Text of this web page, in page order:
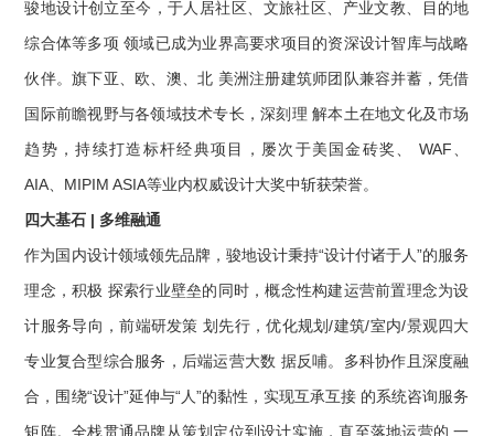
骏地设计创⽴⾄今，于⼈居社区、⽂旅社区、产业⽂教、⽬的地
综合体等多项 领域已成为业界⾼要求项⽬的资深设计智库与战略
伙伴。旗下亚、欧、澳、北 美洲注册建筑师团队兼容并蓄，凭借
国际前瞻视野与各领域技术专⻓，深刻理 解本⼟在地⽂化及市场
趋势，持续打造标杆经典项⽬，屡次于美国⾦砖奖、 WAF、
AIA、MIPIM ASIA等业内权威设计⼤奖中斩获荣誉。
四⼤基⽯ | 多维融通
作为国内设计领域领先品牌，骏地设计秉持“设计付诸于⼈”的服务
理念，积极 探索⾏业壁垒的同时，概念性构建运营前置理念为设
计服务导向，前端研发策 划先⾏，优化规划/建筑/室内/景观四⼤
专业复合型综合服务，后端运营⼤数 据反哺。多科协作且深度融
合，围绕“设计”延伸与“⼈”的黏性，实现互承互接 的系统咨询服务
矩阵。全栈贯通品牌从策划定位到设计实施，直⾄落地运营的 ⼀